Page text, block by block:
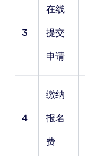
3
在线
提交
申请
4
缴纳
报名
费